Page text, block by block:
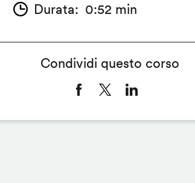
Durata
0:52 min
Condividi questo corso